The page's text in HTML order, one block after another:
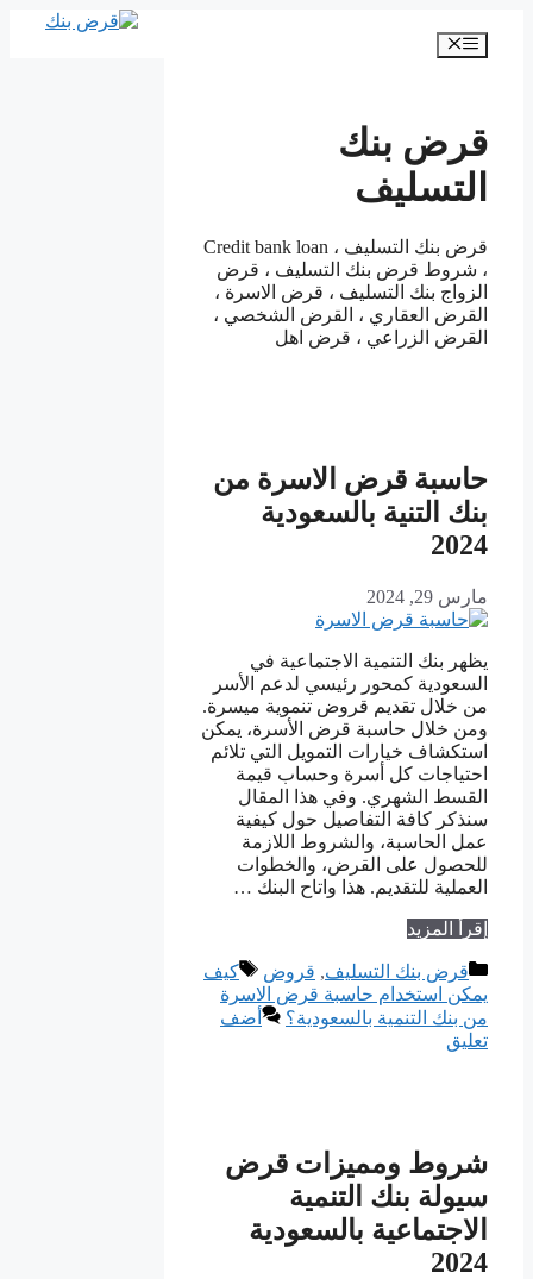
المحتوى
القائمة
قرض بنك
التسليف
قرض بنك التسليف ، Credit bank loan
، شروط قرض بنك التسليف ، قرض
الزواج بنك التسليف ، قرض الاسرة ،
القرض العقاري ، القرض الشخصي ،
القرض الزراعي ، قرض اهل
حاسبة قرض الاسرة من
بنك التنية بالسعودية
2024
مارس 29, 2024
يظهر بنك التنمية الاجتماعية في
السعودية كمحور رئيسي لدعم الأسر
من خلال تقديم قروض تنموية ميسرة.
ومن خلال حاسبة قرض الأسرة، يمكن
استكشاف خيارات التمويل التي تلائم
احتياجات كل أسرة وحساب قيمة
القسط الشهري. وفي هذا المقال
سنذكر كافة التفاصيل حول كيفية
عمل الحاسبة، والشروط اللازمة
للحصول على القرض، والخطوات
العملية للتقديم. هذا واتاح البنك …
إقرأ المزيد
التصنيفات
قرض بنك التسليف, قروض الوسوم
كيف
يمكن استخدام حاسبة قرض الاسرة
من بنك التنمية بالسعودية؟
أضف
تعليق
شروط ومميزات قرض
سيولة بنك التنمية
الاجتماعية بالسعودية
2024